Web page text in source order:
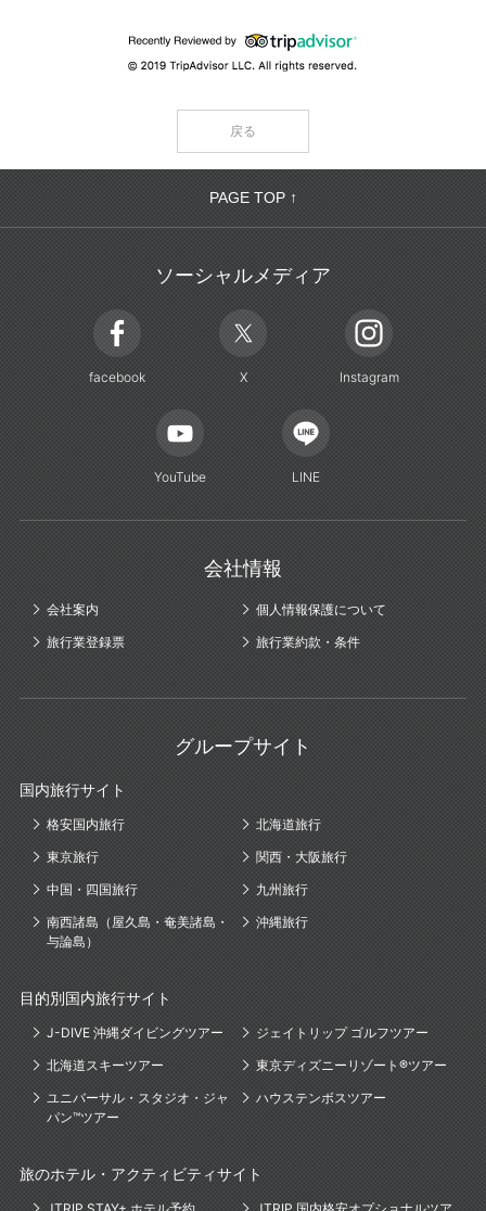
戻る
PAGE TOP ↑
ソーシャルメディア
facebook X Instagram
YouTube LINE
会社情報
会社案内
個人情報保護について
旅行業登録票
旅行業約款・条件
グループサイト
国内旅行サイト
格安国内旅行
北海道旅行
東京旅行
関西・大阪旅行
中国・四国旅行
九州旅行
南西諸島（屋久島・奄美諸島・
与論島）
沖縄旅行
目的別国内旅行サイト
J-DIVE 沖縄ダイビングツアー
ジェイトリップ ゴルフツアー
北海道スキーツアー
東京ディズニーリゾート®ツアー
ユニバーサル・スタジオ・ジャ
パン™ツアー
ハウステンボスツアー
旅のホテル・アクティビティサイト